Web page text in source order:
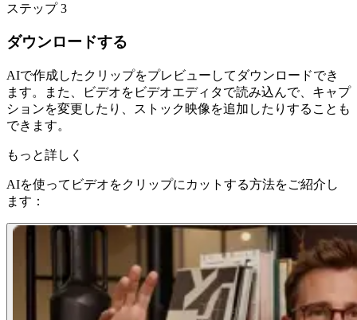
ステップ 3
ダウンロードする
AIで作成したクリップをプレビューしてダウンロードでき
ます。また、ビデオをビデオエディタで読み込んで、キャプ
ションを変更したり、ストック映像を追加したりすることも
できます。
もっと詳しく
AIを使ってビデオをクリップにカットする方法をご紹介し
ます：